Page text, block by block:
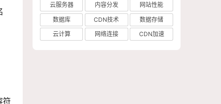
符
云服务器
内容分发
网站性能
数据库
CDN技术
数据存储
云计算
网络连接 CDN加速